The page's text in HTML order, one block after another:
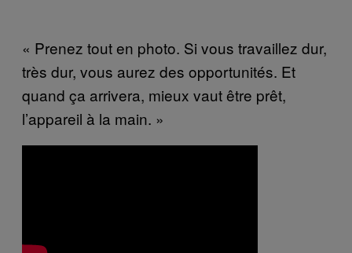
« Prenez tout en photo. Si vous travaillez dur,
très dur, vous aurez des opportunités. Et
quand ça arrivera, mieux vaut être prêt,
l’appareil à la main. »